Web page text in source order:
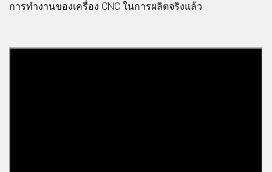
การทำงานของเครื่อง CNC ในการผลิตจริงแล้ว